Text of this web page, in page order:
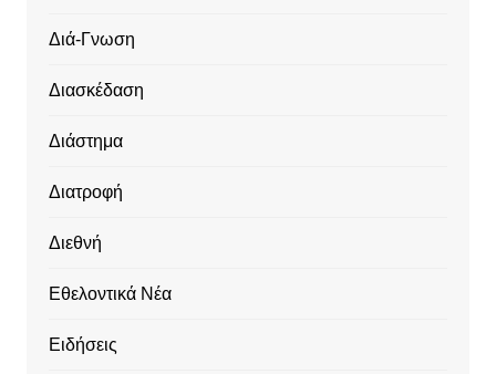
Διά-Γνωση
Διασκέδαση
Διάστημα
Διατροφή
Διεθνή
Εθελοντικά Νέα
Ειδήσεις